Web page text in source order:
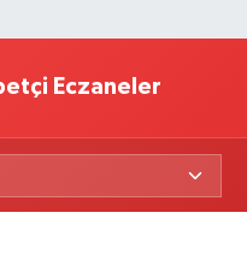
Eczaneler